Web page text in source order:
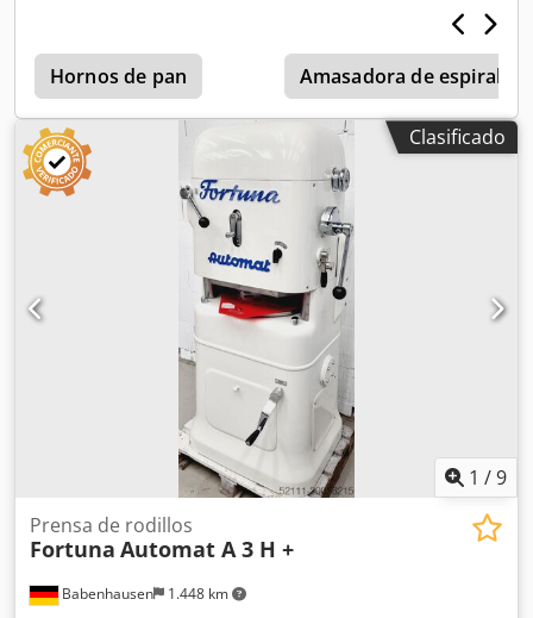
redondear masas con estrella de corte de plástico, Codpfx
Acezq Uw Ns Usrf conexión de 400 V, enchufe CEE de 16 A,
dimensiones: 650 x 670 x 1610 mm (ancho x profundidad x
alto) Máquina usada.
Hornos de pan Amasadora de espiral
Clasificado
1 /9
Babenhausen 1.448 km
Prensa de rodillos
Fortuna Automat A 3 H +